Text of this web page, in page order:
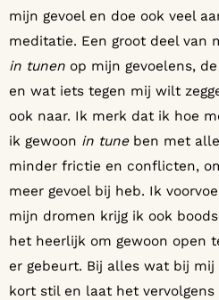
mijn gevoel en doe ook veel
meditatie. Een groot deel van
in tunen op mijn gevoelens,
en wat iets tegen mij wilt
ook naar. Ik merk dat ik hoe
ik gewoon in tuneben met
minder frictie en conflicten,
meer gevoel bij heb. Ik
mijn dromen krijg ik ook
het heerlijk om gewoon open
er gebeurt. Bij alles wat bij
kort stil en laat het